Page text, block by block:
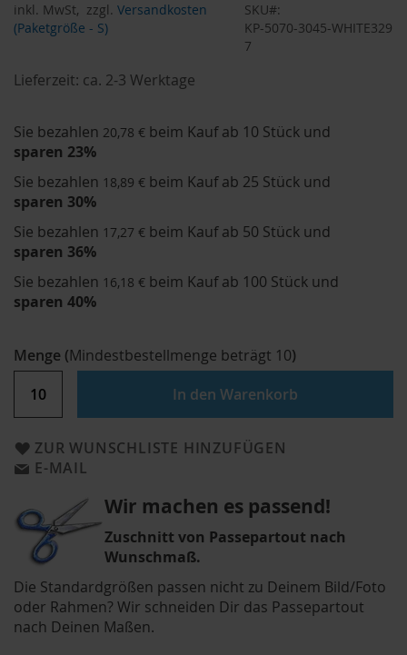
inkl. MwSt, zzgl. Versandkosten
(Paketgröße - S)
SKU
KP-5070-3045-WHITE329
7
Lieferzeit: ca. 2-3 Werktage
Sie bezahlen 20,78 € beim Kauf ab 10 Stück und
sparen 23%
Sie bezahlen 18,89 € beim Kauf ab 25 Stück und
sparen 30%
Sie bezahlen 17,27 € beim Kauf ab 50 Stück und
sparen 36%
Sie bezahlen 16,18 € beim Kauf ab 100 Stück und
sparen 40%
Menge (Mindestbestellmenge beträgt 10)
In den Warenkorb
ZUR WUNSCHLISTE HINZUFÜGEN
E-MAIL
Wir machen es passend!
Zuschnitt von Passepartout nach
Wunschmaß.
Die Standardgrößen passen nicht zu Deinem Bild/Foto
oder Rahmen? Wir schneiden Dir das Passepartout
nach Deinen Maßen.